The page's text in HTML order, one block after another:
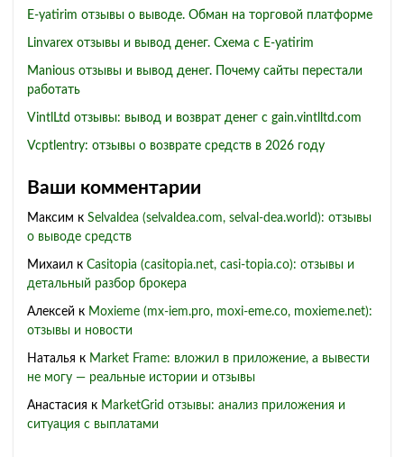
E-yatirim отзывы о выводе. Обман на торговой платформе
Linvarex отзывы и вывод денег. Схема с E-yatirim
Manious отзывы и вывод денег. Почему сайты перестали
работать
VintlLtd отзывы: вывод и возврат денег с gain.vintlltd.com
Vcptlentry: отзывы о возврате средств в 2026 году
Ваши комментарии
Максим к Selvaldea (selvaldea.com, selval-dea.world): отзывы
о выводе средств
Михаил к Casitopia (casitopia.net, casi-topia.co): отзывы и
детальный разбор брокера
Алексей к Moxieme (mx-iem.pro, moxi-eme.co, moxieme.net):
отзывы и новости
Наталья к Market Frame: вложил в приложение, а вывести
не могу — реальные истории и отзывы
Анастасия к MarketGrid отзывы: анализ приложения и
ситуация с выплатами